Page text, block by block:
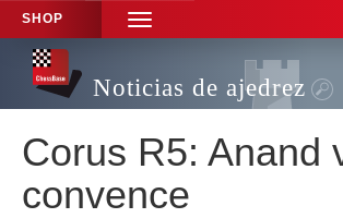
SHOP
TOGGLE
NAVIGATION
Noticias de ajedrez
Corus R5: Anand
convence